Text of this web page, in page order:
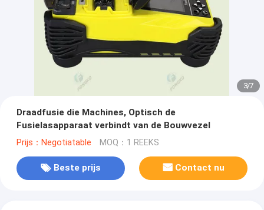
3/7
Draadfusie die Machines, Optisch de
Fusielasapparaat verbindt van de Bouwvezel
Prijs：Negotiatable MOQ：1 REEKS
Beste prijs Contact nu